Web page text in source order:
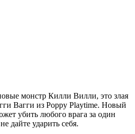
монстр Килли Вилли, это злая
Вагги из Poppy Playtime. Новый
убить любого врага за один
дайте ударить себя.